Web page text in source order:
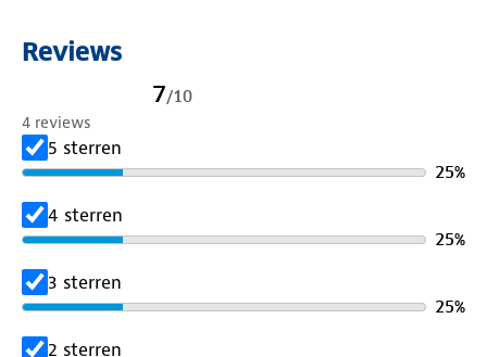
Reviews
7/10
4 reviews
5 sterren
25%
4 sterren
25%
3 sterren
25%
2 sterren